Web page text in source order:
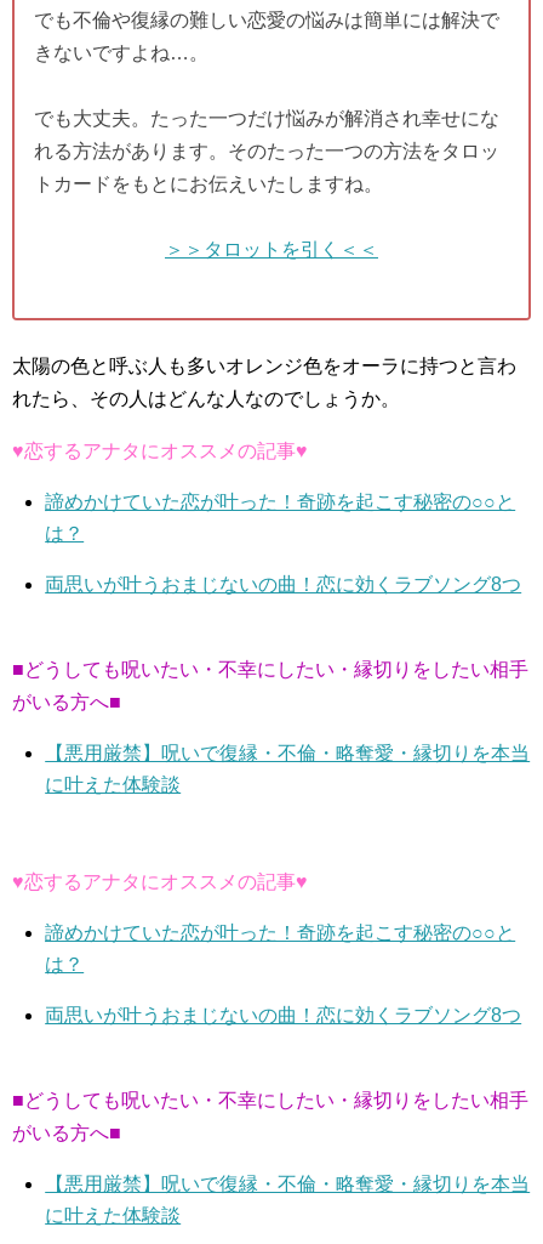
でも不倫や復縁の難しい恋愛の悩みは簡単には解決で
きないですよね…。
でも大丈夫。たった一つだけ悩みが解消され幸せにな
れる方法があります。そのたった一つの方法をタロッ
トカードをもとにお伝えいたしますね。
＞＞タロットを引く＜＜
太陽の色と呼ぶ人も多いオレンジ色をオーラに持つと言わ
れたら、その人はどんな人なのでしょうか。
♥恋するアナタにオススメの記事♥
諦めかけていた恋が叶った！奇跡を起こす秘密の○○と
は？
両思いが叶うおまじないの曲！恋に効くラブソング8つ
■どうしても呪いたい・不幸にしたい・縁切りをしたい相手
がいる方へ■
【悪用厳禁】呪いで復縁・不倫・略奪愛・縁切りを本当
に叶えた体験談
♥恋するアナタにオススメの記事♥
諦めかけていた恋が叶った！奇跡を起こす秘密の○○と
は？
両思いが叶うおまじないの曲！恋に効くラブソング8つ
■どうしても呪いたい・不幸にしたい・縁切りをしたい相手
がいる方へ■
【悪用厳禁】呪いで復縁・不倫・略奪愛・縁切りを本当
に叶えた体験談